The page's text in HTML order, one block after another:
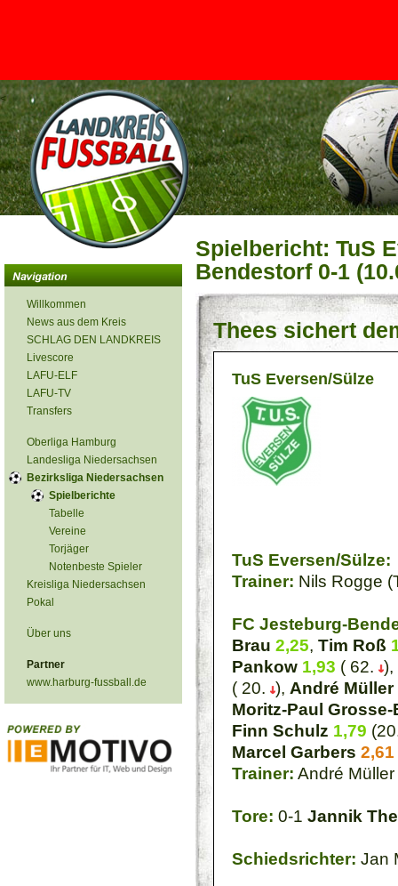
<
Willkommen
News aus dem Kreis
SCHLAG DEN LANDKREIS
Livescore
LAFU-ELF
LAFU-TV
Transfers
Oberliga Hamburg
Landesliga Niedersachsen
Bezirksliga Niedersachsen
Spielberichte
Tabelle
Vereine
Torjäger
Notenbeste Spieler
Kreisliga Niedersachsen
Pokal
Über uns
Partner
www.harburg-fussball.de
Spielbericht: TuS
Bendestorf 0-1
Thees sichert
TuS Eversen/Sülze
TuS Eversen/Sülze:
Trainer: Nils Rogge
FC Jesteburg-
Brau 2,25, Tim Roß
Pankow 1,93 ( 62. ),
( 20. ), André Müller
Moritz-Paul
Finn Schulz 1,79
Marcel Garbers 2,61
Trainer: André Müller
Tore: 0-1 Jannik
Schiedsrichter: Jan